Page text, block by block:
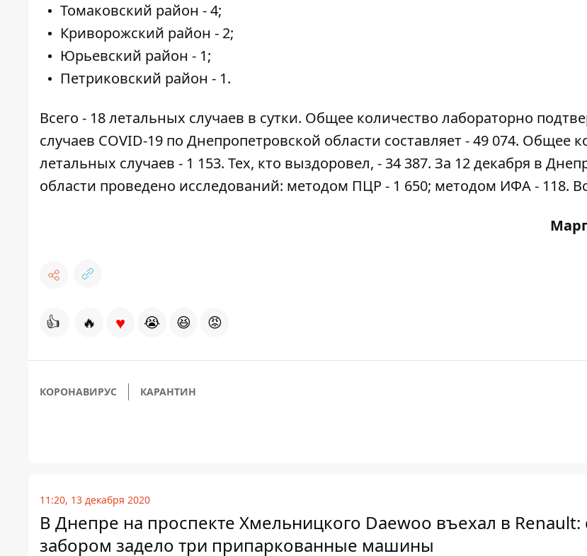
Томаковский район - 4;
Криворожский район - 2;
Юрьевский район - 1;
Петриковский район - 1.
Всего - 18 летальных случаев в сутки. Общее количество лабораторно
случаев COVID-19 по Днепропетровской области составляет - 49 074. Общее
летальных случаев - 1 153. Тех, кто выздоровел, - 34 387. За 12 декабря в
области проведено исследований: методом ПЦР - 1 650; методом ИФА - 118.
👍 🔥 ♥ 😭 😆 😡
КОРОНАВИРУС КАРАНТИН
11:20, 13 декабря 2020
В Днепре на проспекте Хмельницкого Daewoo въехал в
забором задело три припаркованные машины